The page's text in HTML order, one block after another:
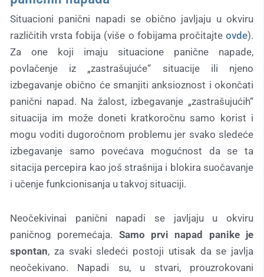
Situacioni panični napadi se obično javljaju u okviru
različitih vrsta fobija (više o fobijama pročitajte ovde).
Za one koji imaju situacione panične napade,
povlačenje iz „zastrašujuće“ situacije ili njeno
izbegavanje obično će smanjiti anksioznost i okončati
panični napad. Na žalost, izbegavanje „zastrašujućih“
situacija im može doneti kratkoročnu samo korist i
mogu voditi dugoročnom problemu jer svako sledeće
izbegavanje samo povećava mogućnost da se ta
sitacija percepira kao još strašnija i blokira suočavanje
i učenje funkcionisanja u takvoj situaciji.
Neočekivinai panični napadi se javljaju u okviru
paničnog poremećaja. Samo prvi napad panike je
spontan, za svaki sledeći postoji utisak da se javlja
neočekivano. Napadi su, u stvari, prouzrokovani